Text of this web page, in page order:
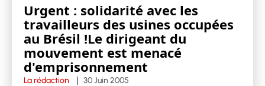
Urgent : solidarité avec les
travailleurs des usines occupées
au Brésil !Le dirigeant du
mouvement est menacé
d'emprisonnement
La rédaction 30 Juin 2005